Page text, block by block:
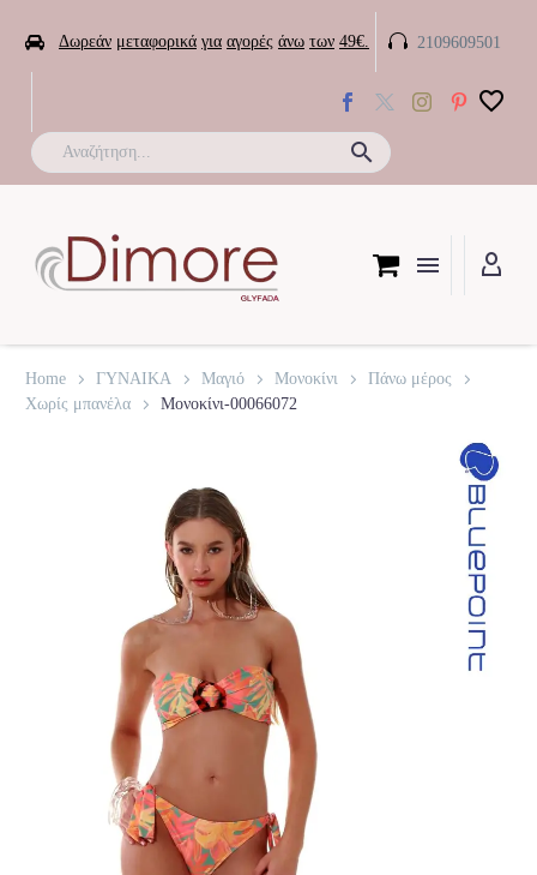
 Δωρεάν μεταφορικά για αγορές άνω των 49€. 
 2109609501
Home ΓΥΝΑΙΚΑ Μαγιό Μονοκίνι
Πάνω μέρος
Χωρίς μπανέλα
Μονοκίνι-00066072